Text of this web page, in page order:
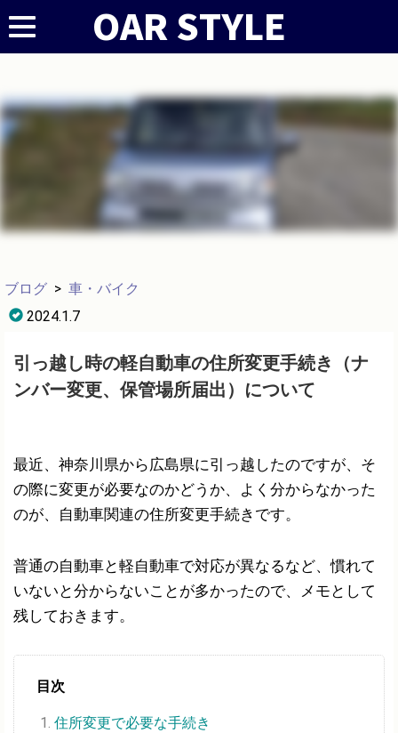
ブログ > 車・バイク
2024.1.7
引っ越し時の軽自動車の住所変更手続き（ナ
ンバー変更、保管場所届出）について
最近、神奈川県から広島県に引っ越したのですが、そ
の際に変更が必要なのかどうか、よく分からなかった
のが、自動車関連の住所変更手続きです。
普通の自動車と軽自動車で対応が異なるなど、慣れて
いないと分からないことが多かったので、メモとして
残しておきます。
目次
住所変更で必要な手続き